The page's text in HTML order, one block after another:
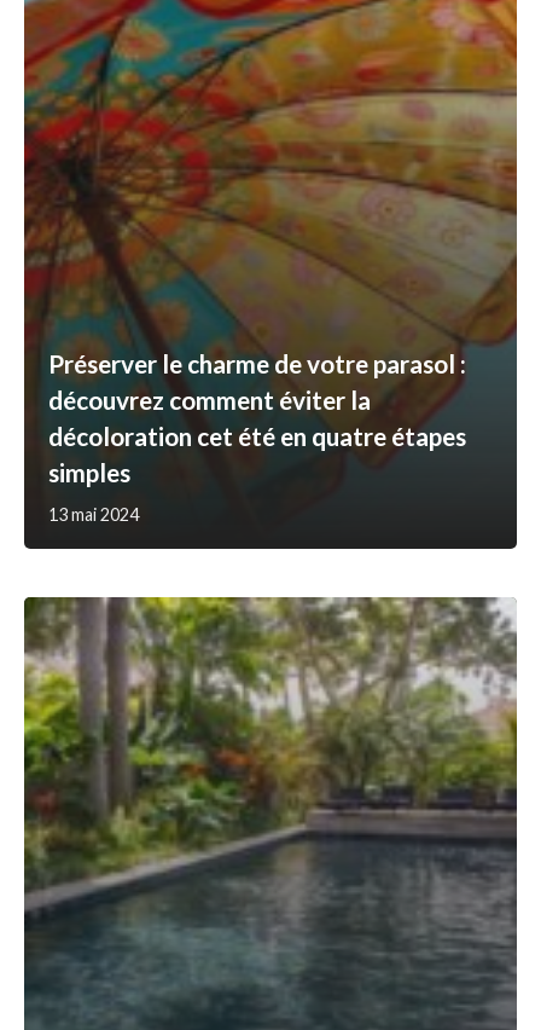
Préserver le charme de votre parasol :
découvrez comment éviter la
décoloration cet été en quatre étapes
simples
13 mai 2024